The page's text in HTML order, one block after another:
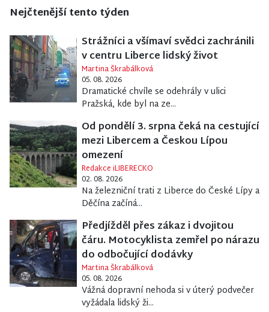
Nejčtenější tento týden
Strážníci a všímaví svědci zachránili
v centru Liberce lidský život
Martina Škrabálková
05. 08. 2026
Dramatické chvíle se odehrály v ulici
Pražská, kde byl na ze...
Od pondělí 3. srpna čeká na cestující
mezi Libercem a Českou Lípou
omezení
Redakce iLIBERECKO
02. 08. 2026
Na železniční trati z Liberce do České Lípy a
Děčína začíná...
Předjížděl přes zákaz i dvojitou
čáru. Motocyklista zemřel po nárazu
do odbočující dodávky
Martina Škrabálková
05. 08. 2026
Vážná dopravní nehoda si v úterý podvečer
vyžádala lidský ži...